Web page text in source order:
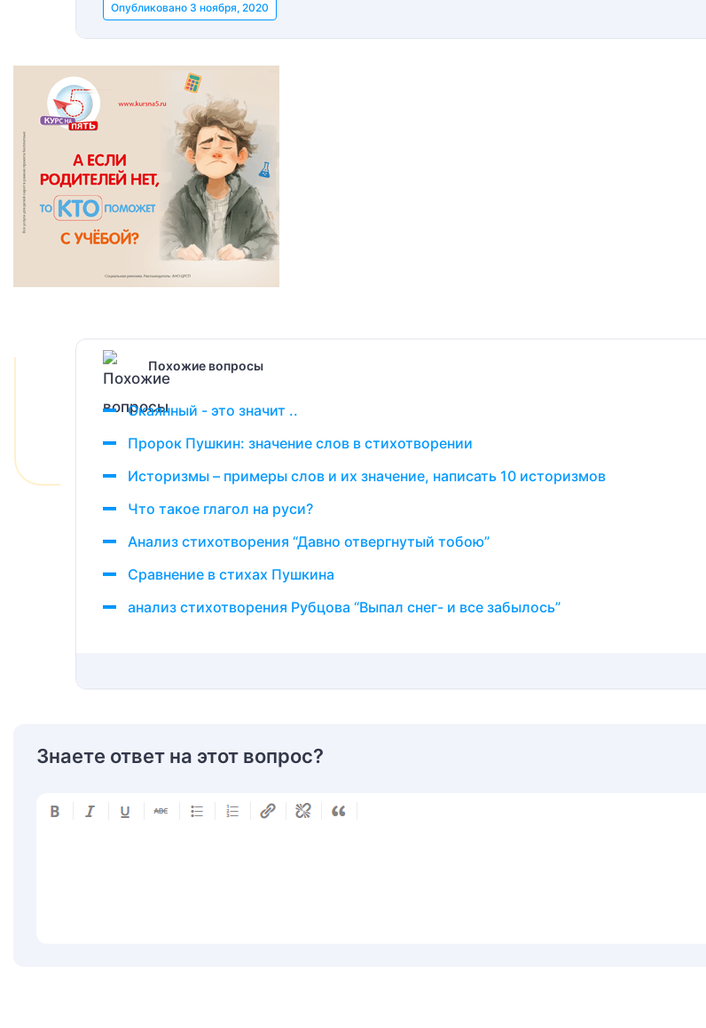
Опубликовано 3 ноября, 2020
Похожие вопросы
Окаянный - это значит ..
Пророк Пушкин: значение слов в стихотворении
Историзмы – примеры слов и их значение, написать 10 историзмов
Что такое глагол на руси?
Анализ стихотворения “Давно отвергнутый тобою”
Сравнение в стихах Пушкина
анализ стихотворения Рубцова “Выпал снег- и все забылось”
Знаете ответ на этот вопрос?